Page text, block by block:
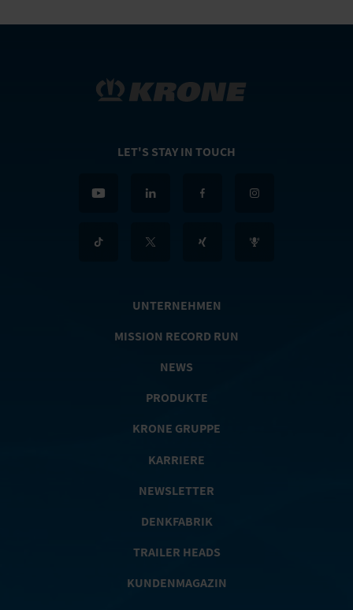
LET'S STAY IN TOUCH
UNTERNEHMEN
MISSION RECORD RUN
NEWS
PRODUKTE
KRONE GRUPPE
KARRIERE
NEWSLETTER
DENKFABRIK
TRAILER HEADS
KUNDENMAGAZIN